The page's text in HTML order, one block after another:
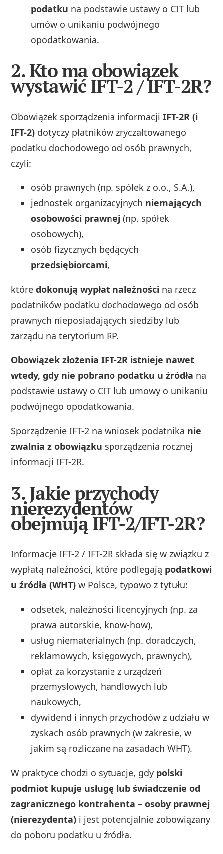
podatku na podstawie ustawy o CIT lub
umów o unikaniu podwójnego
opodatkowania.
2. Kto ma obowiązek
wystawić IFT-2 / IFT-2R?
Obowiązek sporządzenia informacjiIFT-2R (i
IFT-2) dotyczy płatników zryczałtowanego
podatku dochodowego od osób prawnych,
czyli:
osób prawnych (np. spółek z o.o., S.A.),
jednostek organizacyjnych niemających
osobowości prawnej (np. spółek
osobowych),
osób fizycznych będących
przedsiębiorcami,
któredokonują wypłat należności na rzecz
podatników podatku dochodowego od osób
prawnych nieposiadających siedziby lub
zarządu na terytorium RP.
Obowiązek złożenia IFT-2R istnieje nawet
wtedy, gdy nie pobrano podatku u źródła na
podstawie ustawy o CIT lub umowy o unikaniu
podwójnego opodatkowania.
Sporządzenie IFT-2 na wniosek podatnika nie
zwalnia z obowiązku sporządzenia rocznej
informacji IFT-2R.
3. Jakie przychody
nierezydentów
obejmują IFT-2/IFT-2R?
Informacje IFT-2 / IFT-2R składa się w związku z
wypłatą należności, które podlegają podatkowi
u źródła (WHT) w Polsce, typowo z tytułu:
odsetek, należności licencyjnych (np. za
prawa autorskie, know-how),
usług niematerialnych (np. doradczych,
reklamowych, księgowych, prawnych),
opłat za korzystanie z urządzeń
przemysłowych, handlowych lub
naukowych,
dywidend i innych przychodów z udziału w
zyskach osób prawnych (w zakresie, w
jakim są rozliczane na zasadach WHT).
W praktyce chodzi o sytuacje, gdy polski
podmiot kupuje usługę lub świadczenie od
zagranicznego kontrahenta – osoby prawnej
(nierezydenta) i jest potencjalnie zobowiązany
do poboru podatku u źródła.